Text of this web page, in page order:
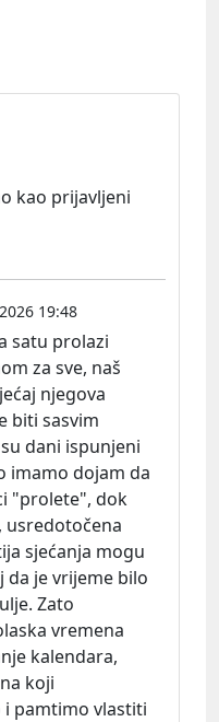
kao prijavljeni
19:48
satu prolazi
za sve, naš
njegova
biti sasvim
dani ispunjeni
imamo dojam da
"prolete", dok
usredotočena
sjećanja mogu
da je vrijeme bilo
Zato
vremena
kalendara,
koji
i pamtimo vlastiti